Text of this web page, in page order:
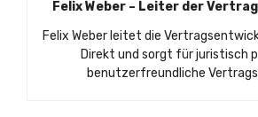
Felix Weber – Leiter der
Felix Weber leitet die
Direkt und sorgt für juristisch
benutzerfreundliche